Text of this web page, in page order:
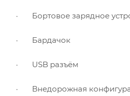
· Бортовое зарядное
· Бардачок
· USB разъём
· Внедорожная